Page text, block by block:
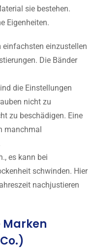
sie bestehen.
Eigenheiten.
einfachsten einzustellen
Die Bänder
die Einstellungen
nicht zu
zu beschädigen. Eine
manchmal
es kann bei
schwinden. Hier
nachjustieren